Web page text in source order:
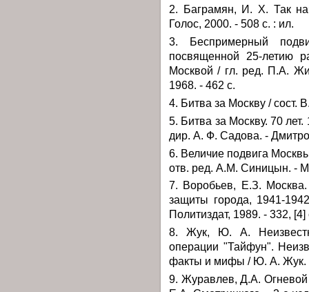
2. Баграмян, И. Х. Так
Голос, 2000. - 508 с. : ил.
3. Беспримерный
посвященной 25-летию
Москвой / гл. ред. П.А.
1968. - 462 с.
4. Битва за Москву / сост.
5. Битва за Москву. 70
дир. А. Ф. Садова. -
6. Величие подвига
отв. ред. А.М. Синицын. -
7. Воробьев, Е.З. Москва.
защиты города, 1941-
Политиздат, 1989. - 332,
8. Жук, Ю. А.
операции "Тайфун".
факты и мифы / Ю. А. Жук.
9. Журавлев, Д.А.